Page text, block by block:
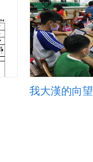
我大漢的向望